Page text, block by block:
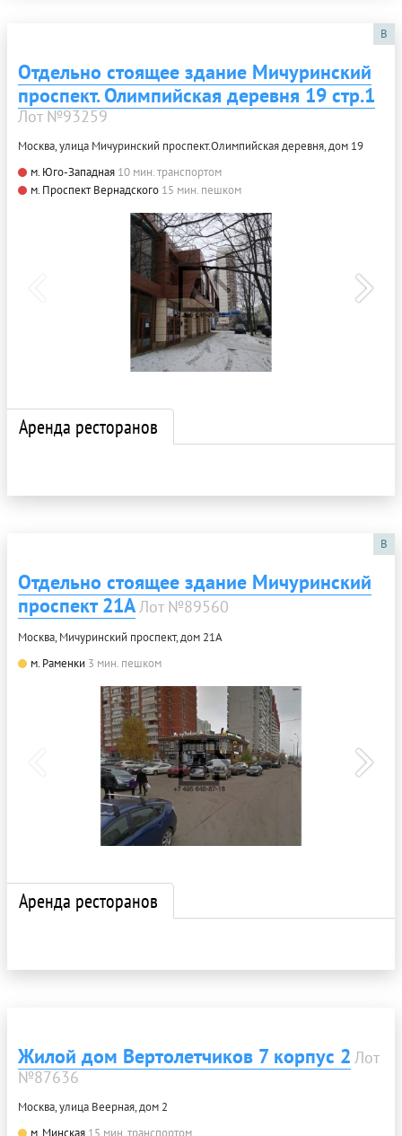
B
Отдельно стоящее здание Мичуринский
проспект. Олимпийская деревня 19 стр.1
Лот №93259
Москва, улица Мичуринский проспект.Олимпийская деревня, дом 19
м. Юго-Западная 10 мин. транспортом
м. Проспект Вернадского 15 мин. пешком
Аренда ресторанов
B
Отдельно стоящее здание Мичуринский
проспект 21АЛот №89560
Москва, Мичуринский проспект, дом 21А
м. Раменки 3 мин. пешком
Аренда ресторанов
Жилой дом Вертолетчиков 7 корпус 2 Лот
№87636
Москва, улица Веерная, дом 2